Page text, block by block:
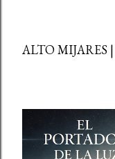
ALTO MIJARES